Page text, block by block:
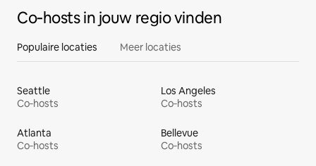
Co‑hosts in jouw regio vinden
Populaire locaties Meer locaties
Seattle
Co‑hosts
Los Angeles
Co‑hosts
Atlanta
Co‑hosts
Bellevue
Co‑hosts